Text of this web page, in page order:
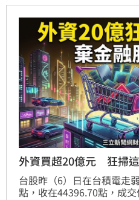
外資買超20億元 狂掃這
台股昨（6）日在台積電走
點，收在44396.70點，成